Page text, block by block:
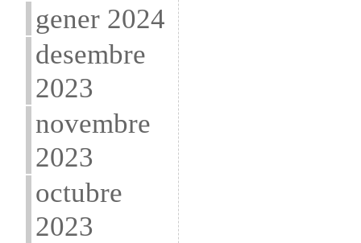
gener 2024
desembre
2023
novembre
2023
octubre
2023